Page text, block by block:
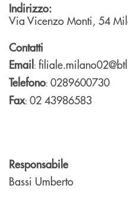
Indirizzo:
Via Vicenzo Monti, 54
Contatti
Email:
Telefono: 0289600730
Fax: 02 43986583
Responsabile
Bassi Umberto